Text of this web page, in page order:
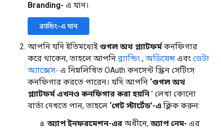
Branding- এ যান।
ব্র্যান্ডিং-এ যান
আপনি যদি ইতিমধ্যেইগুগল অথ প্ল্যাটফর্মকনফিগার
করে থাকেন, তাহলে আপনিব্র্যান্ডিং , অডিয়েন্স এবং ডেটা
অ্যাক্সেস- এ নিম্নলিখিত OAuth কনসেন্ট স্ক্রিন সেটিংস
কনফিগার করতে পারেন। যদি আপনি ‘গুগল অথ
প্ল্যাটফর্ম এখনও কনফিগার করা হয়নি ’ লেখা কোনো
বার্তা দেখতে পান, তাহলে ‘গেট স্টার্টেড’-এ ক্লিক করুন:
অ্যাপ ইনফরমেশন-এর অধীনে, অ্যাপ নেম- এর